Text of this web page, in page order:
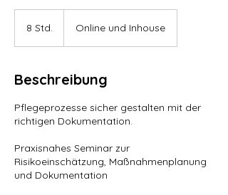
8 Std.
.
Online und Inhouse
Beschreibung
Pflegeprozesse sicher gestalten mit der
richtigen Dokumentation.
Praxisnahes Seminar zur
Risikoeinschätzung, Maßnahmenplanung
und Dokumentation